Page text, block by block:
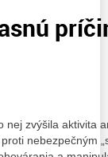
zvýšila aktivita
nebezpečným